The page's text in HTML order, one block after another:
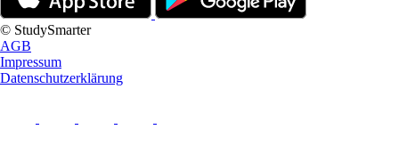
© StudySmarter
AGB
Impressum
Datenschutzerklärung